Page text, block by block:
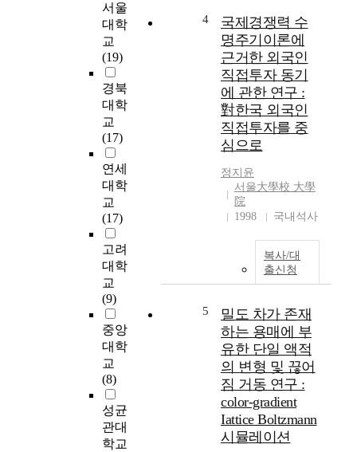
서울
대학
교
(19)
경북
대학
교
(17)
연세
대학
교
(17)
고려
대학
교
(9)
중앙
대학
교
(8)
성균
관대
학교
l
을 통해 "보호관찰제
도와 지역사회협력 관
계", 즉 보호관찰제도
의 전반적인 내용과
보호관찰에 있어서의
지역사회협력에 대해
고찰하였다. 또한 현
재 실행되고 있는 프
로그램을 중심으로
지역사회협력'에 대해
중점적으로 연구하였
으며, '우리나라 보호
관찰제도의 지역사회
협력'을 알아보기 위
해 그 협력 현황 및 관
련프로그램을 소개하
였다. 그리고 아직까
의 지역사회협력 및
관련프로그램이 시작
단계에 있으므로, 모
범적으로 시행되고 있
는 미국의 프로그램을
검토하여 우리나라 실
정에의 적용여부를 논
의할 수 있었다. 즉 지
역사회 중심 지향적인
g
4
국제경쟁력 수
명주기이론에
근거한 외국인
직접투자 동기
에 관한 연구 :
對한국 외국인
직접투자를 중
심으로
정지윤
서울大學校 大學
院
1998
국내석사
복사/대
출신청
5
밀도 차가 존재
하는 용매에 부
유한 단일 액적
의 변형 및 끊어
짐 거동 연구 :
color-gradient
Iattice Boltzmann
시뮬레이션